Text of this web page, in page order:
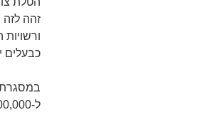
זהה לזה
כבעלים
במסגרת